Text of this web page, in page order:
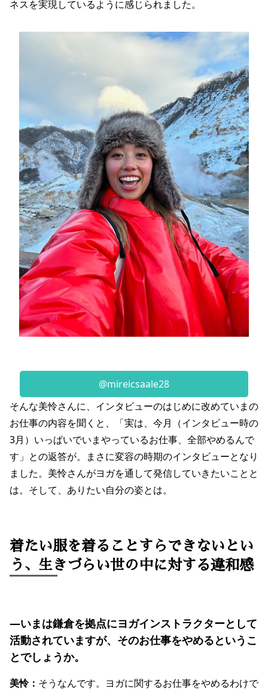
ネスを実現しているように感じられました。
@mireicsaale28
そんな美怜さんに、インタビューのはじめに改めていまの
お仕事の内容を聞くと、「実は、今月（インタビュー時の
3月）いっぱいでいまやっているお仕事、全部やめるんで
す」との返答が。まさに変容の時期のインタビューとなり
ました。美怜さんがヨガを通して発信していきたいことと
は。そして、ありたい自分の姿とは。
着たい服を着ることすらできないとい
う、生きづらい世の中に対する違和感
―いまは鎌倉を拠点にヨガインストラクターとして
活動されていますが、そのお仕事をやめるというこ
とでしょうか。
美怜： そうなんです。ヨガに関するお仕事をやめるわけで